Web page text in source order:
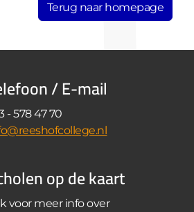
Terug naar homepage
/ E-mail
- 578 47 70
op de kaart
voor meer info over